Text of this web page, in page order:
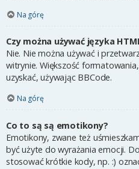
Na górę
Czy można używać języka
Nie. Nie można używać i
witrynie. Większość
uzyskać, używając BBCode.
Na górę
Co to są są emotikony?
Emotikony, zwane też
być użyte do wyrażania emocji.
stosować krótkie kody, np. :)